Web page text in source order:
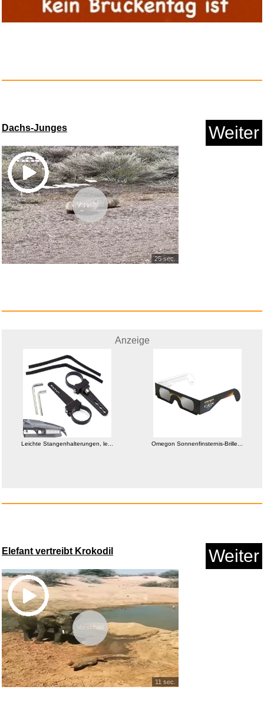
Uluck 3 Stück Panzerglas ...
Dachs-Junges Weiter
Vorschau
25 sec.
Anzeige
Leichte Stangenhalterungen, le... Omegon Sonnenfinsternis-Brille...
Elefant vertreibt Krokodil Weiter
Vorschau
11 sec.